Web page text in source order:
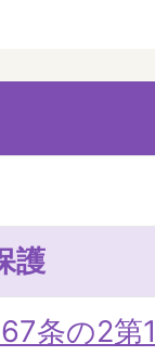
護
条の2